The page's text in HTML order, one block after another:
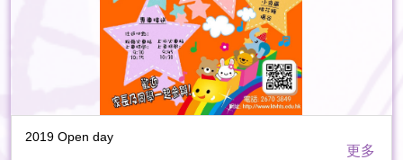
2019 Open day
更多